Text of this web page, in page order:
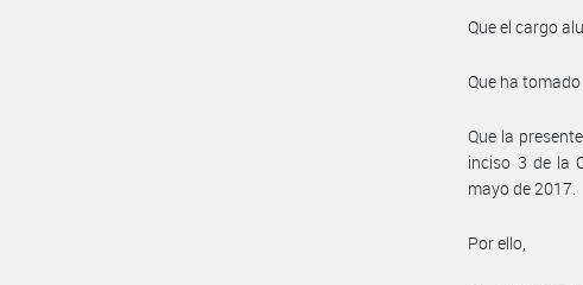
Que el cargo
Que ha
Que la
inciso 3 de la
mayo de 2017.
Por ello,